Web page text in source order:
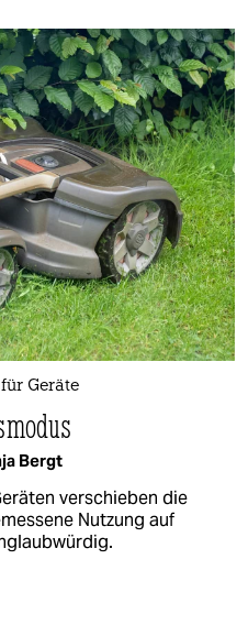
Geräte
Bergt
verschieben die
Nutzung auf